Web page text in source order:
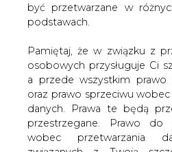
być przetwarzane w
podstawach.
Pamiętaj, że w związku z
osobowych przysługuje Ci
a przede wszystkim prawo
oraz prawo sprzeciwu
danych. Prawa te będą
przestrzegane. Prawo do
wobec przetwarzania
Unimot kupił 90 proc.
spółce Olavion